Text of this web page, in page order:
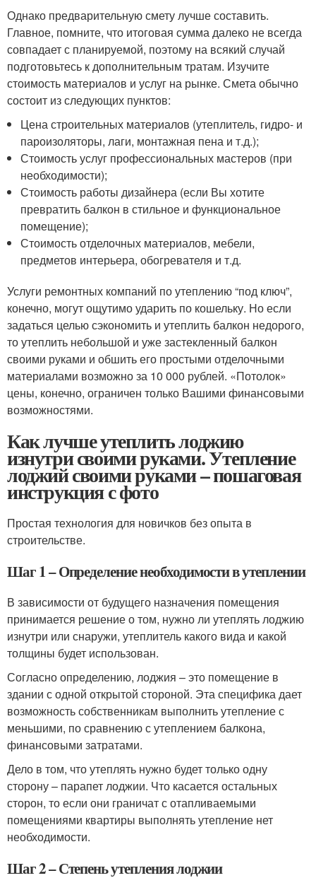
Однако предварительную смету лучше составить.
Главное, помните, что итоговая сумма далеко не всегда
совпадает с планируемой, поэтому на всякий случай
подготовьтесь к дополнительным тратам. Изучите
стоимость материалов и услуг на рынке. Смета обычно
состоит из следующих пунктов:
Цена строительных материалов (утеплитель, гидро- и
пароизоляторы, лаги, монтажная пена и т.д.);
Стоимость услуг профессиональных мастеров (при
необходимости);
Стоимость работы дизайнера (если Вы хотите
превратить балкон в стильное и функциональное
помещение);
Стоимость отделочных материалов, мебели,
предметов интерьера, обогревателя и т.д.
Услуги ремонтных компаний по утеплению “под ключ”,
конечно, могут ощутимо ударить по кошельку. Но если
задаться целью сэкономить и утеплить балкон недорого,
то утеплить небольшой и уже застекленный балкон
своими руками и обшить его простыми отделочными
материалами возможно за 10 000 рублей. «Потолок»
цены, конечно, ограничен только Вашими финансовыми
возможностями.
Как лучше утеплить лоджию
изнутри своими руками. Утепление
лоджий своими руками – пошаговая
инструкция с фото
Простая технология для новичков без опыта в
строительстве.
Шаг 1 – Определение необходимости в утеплении
В зависимости от будущего назначения помещения
принимается решение о том, нужно ли утеплять лоджию
изнутри или снаружи, утеплитель какого вида и какой
толщины будет использован.
Согласно определению, лоджия – это помещение в
здании с одной открытой стороной. Эта специфика дает
возможность собственникам выполнить утепление с
меньшими, по сравнению с утеплением балкона,
финансовыми затратами.
Дело в том, что утеплять нужно будет только одну
сторону – парапет лоджии. Что касается остальных
сторон, то если они граничат с отапливаемыми
помещениями квартиры выполнять утепление нет
необходимости.
Шаг 2 – Степень утепления лоджии